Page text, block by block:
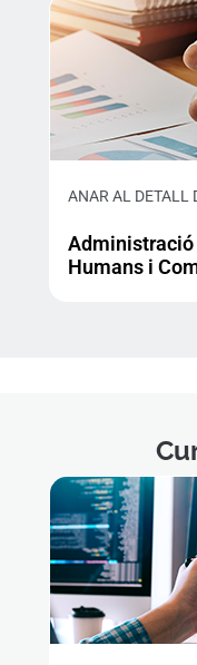
ANAR AL DETALL
Administració
Humans i